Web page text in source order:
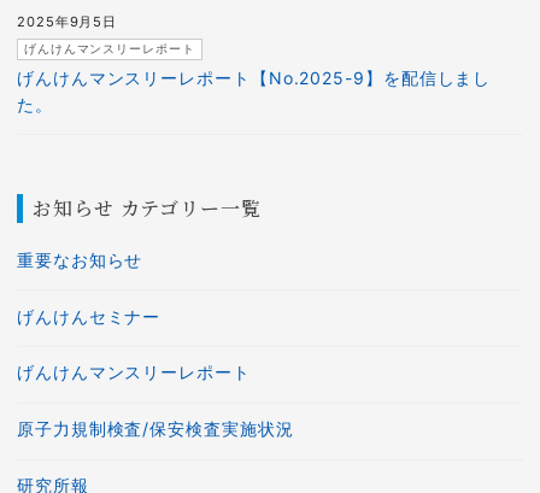
げんけんマンスリーレポート【No.2025-9】を配信しまし
た。
げんけんマンスリーレポート
2025年9月5日
お知らせ カテゴリー一覧
重要なお知らせ
げんけんセミナー
げんけんマンスリーレポート
原子力規制検査/保安検査実施状況
研究所報